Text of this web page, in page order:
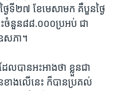
ងៃទី២៧ ខែមេសា​មក គឺ​បួនថ្ងៃ​
ចំនួន​៨៨.០០០​ប្រអប់ ជា​
សភា។
ល​បាន​អះអាង​ថា ​ខ្លួន​ជា​
ាង​លើនេះ​ ក៏​បាន​ប្រគល់​